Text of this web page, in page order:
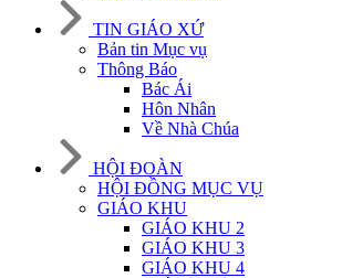
TIN GIÁO XỨ
Bản tin Mục vụ
Thông Báo
Bác Ái
Hôn Nhân
Về Nhà Chúa
HỘI ĐOÀN
HỘI ĐỒNG MỤC VỤ
GIÁO KHU
GIÁO KHU 2
GIÁO KHU 3
GIÁO KHU 4